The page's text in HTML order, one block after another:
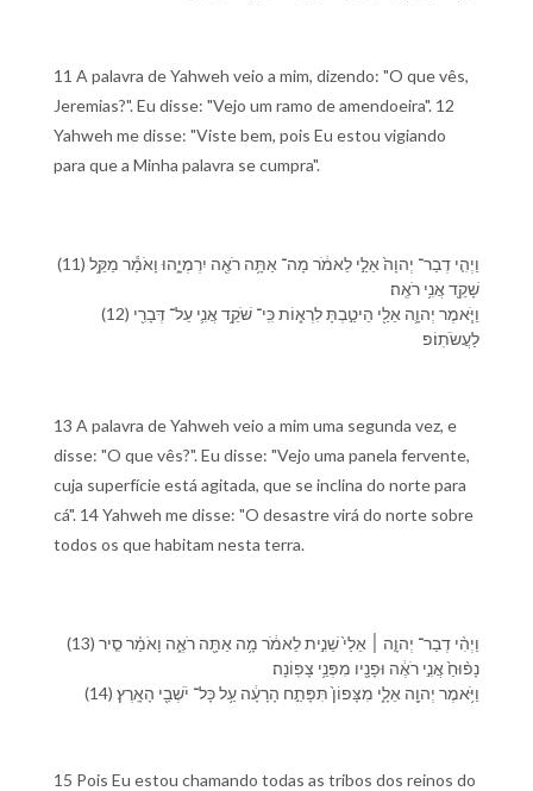
11 A palavra de Yahweh veio a mim, dizendo: "O que vês,
Jeremias?". Eu disse: "Vejo um ramo de amendoeira". 12
Yahweh me disse: "Viste bem, pois Eu estou vigiando
para que a Minha palavra se cumpra".
(11) וַ⁠יְהִ֤י דְבַר־ יְהוָה֙ אֵלַ֣⁠י לֵ⁠אמֹ֔ר מָה־ אַתָּ֥ה רֹאֶ֖ה יִרְמְיָ֑הוּ וָ⁠אֹמַ֕ר מַקֵּ֥ל
שָׁקֵ֖ד אֲנִ֥י רֹאֶֽה׃
(12) וַ⁠יֹּ֧אמֶר יְהוָ֛ה אֵלַ֖⁠י הֵיטַ֣בְתָּ לִ⁠רְא֑וֹת כִּֽי־ שֹׁקֵ֥ד אֲנִ֛י עַל־ דְּבָרִ֖⁠י
לַ⁠עֲשֹׂתֽ⁠וֹ׃פ
13 A palavra de Yahweh veio a mim uma segunda vez, e
disse: "O que vês?". Eu disse: "Vejo uma panela fervente,
cuja superfície está agitada, que se inclina do norte para
cá". 14 Yahweh me disse: "O desastre virá do norte sobre
todos os que habitam nesta terra.
(13) וַ⁠יְהִ֨י דְבַר־ יְהוָ֤ה ׀ אֵלַ⁠י֙ שֵׁנִ֣ית לֵ⁠אמֹ֔ר מָ֥ה אַתָּ֖ה רֹאֶ֑ה וָ⁠אֹמַ֗ר סִ֤יר
נָפ֨וּחַ֙ אֲנִ֣י רֹאֶ֔ה וּ⁠פָנָ֖י⁠ו מִ⁠פְּנֵ֥י צָפֽוֹנָ⁠ה׃
(14) וַ⁠יֹּ֥אמֶר יְהוָ֖ה אֵלָ֑⁠י מִ⁠צָּפוֹן֙ תִּפָּתַ֣ח הָ⁠רָעָ֔ה עַ֥ל כָּל־ יֹשְׁבֵ֖י הָ⁠אָֽרֶץ׃
15 Pois Eu estou chamando todas as tribos dos reinos do